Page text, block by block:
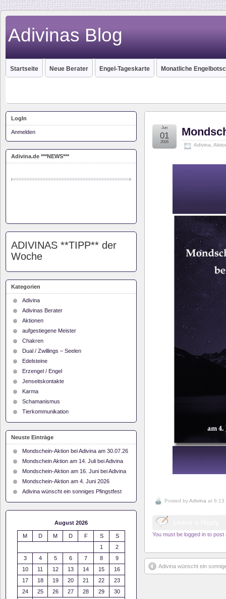
Adivinas Blog
Startseite Neue Berater Engel-Tageskarte Monatliche
Adivina
Jun
01
2026
Posted byAdivina at 6:13
You must be logged in to post
Adivina wünscht ein
LogIn
Anmelden
Adivina.de ***NEWS***
Monas Seelenreise
Die Reise in unser Innerstes. Sich auf den
Weg machen, um mit seiner Seele zu
kommunizieren.
ADIVINAS **TIPP** der
Woche
Kategorien
Adivina
Adivinas Berater
Aktionen
aufgestiegene Meister
Chakren
Dual / Zwillings – Seelen
Edelsteine
Erzengel / Engel
Jenseitskontakte
Karma
Schamanismus
Tierkommunikation
Neuste Einträge
Mondschein-Aktion bei Adivina am 30.07.26
Mondschein Aktion am 14. Juli bei Adivina
Mondschein-Aktion am 16. Juni bei Adivina
Mondschein-Aktion am 4. Juni 2026
Adivina wünscht ein sonniges Pfingstfest
August 2026
M D M D F S
S
1
2
3
4 5 6 7 8
9
10
11 12 13 14 15
16
17
18 19 20 21 22
23
24
25 26 27 28 29
30